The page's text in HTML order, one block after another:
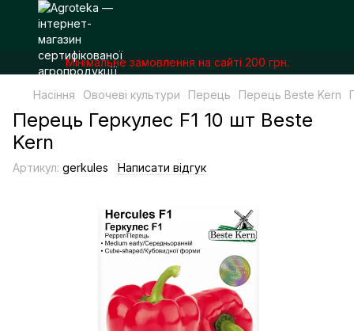
Мінімальне замовлення на сайті 200 грн.
Насіння Овочеві культури Перець Перець Beste Kern
Перець Геркулес F1 10 шт Beste
Kern
Артикул: gerkules Написати відгук